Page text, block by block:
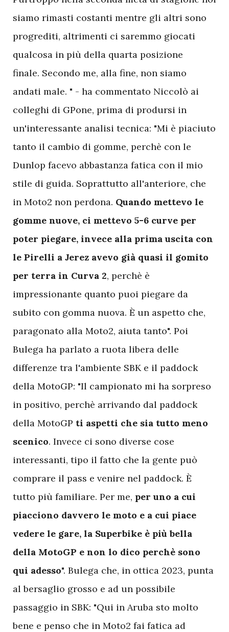
siamo rimasti costanti mentre gli altri sono
progrediti, altrimenti ci saremmo giocati
qualcosa in più della quarta posizione
finale. Secondo me, alla fine, non siamo
andati male. " - ha commentato Niccolò ai
colleghi di GPone, prima di prodursi in
un'interessante analisi tecnica: "Mi è piaciuto
tanto il cambio di gomme, perchè con le
Dunlop facevo abbastanza fatica con il mio
stile di guida. Soprattutto all'anteriore, che
in Moto2 non perdona. Quando mettevo le
gomme nuove, ci mettevo 5-6 curve per
poter piegare, invece alla prima uscita con
le Pirelli a Jerez avevo già quasi il gomito
per terra in Curva 2, perchè è
impressionante quanto puoi piegare da
subito con gomma nuova. È un aspetto che,
paragonato alla Moto2, aiuta tanto". Poi
Bulega ha parlato a ruota libera delle
differenze tra l'ambiente SBK e il paddock
della MotoGP: "Il campionato mi ha sorpreso
in positivo, perchè arrivando dal paddock
della MotoGP ti aspetti che sia tutto meno
scenico. Invece ci sono diverse cose
interessanti, tipo il fatto che la gente può
comprare il pass e venire nel paddock. È
tutto più familiare. Per me, per uno a cui
piacciono davvero le moto e a cui piace
vedere le gare, la Superbike è più bella
della MotoGP e non lo dico perchè sono
qui adesso". Bulega che, in ottica 2023, punta
al bersaglio grosso e ad un possibile
passaggio in SBK: "Qui in Aruba sto molto
bene e penso che in Moto2 fai fatica ad